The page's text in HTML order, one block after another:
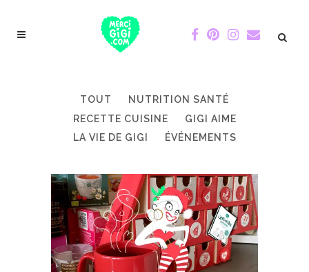
TOUT
NUTRITION SANTÉ
RECETTE CUISINE
GIGI AIME
LA VIE DE GIGI
ÉVÉNEMENTS